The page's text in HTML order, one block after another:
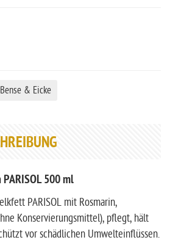
Bense & Eicke
500 ml
PARISOL mit Rosmarin,
Konservierungsmittel), pflegt, hält
vor schädlichen Umwelteinflüssen.